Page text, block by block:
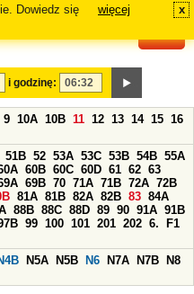
Dowiedz się
więcej x
i godzinę:
9 10A 10B 11 12 13 14 15 16
51B 52 53A 53C 53B 54B 55A
60B 60C 60D 61 62 63
69B 70 71A 71B 72A 72B
81A 81B 82A 82B 83 84A
88B 88C 88D 89 90 91A 91B
99 100 101 201 202 6.
F1
N5A N5B N6 N7A N7B
N8